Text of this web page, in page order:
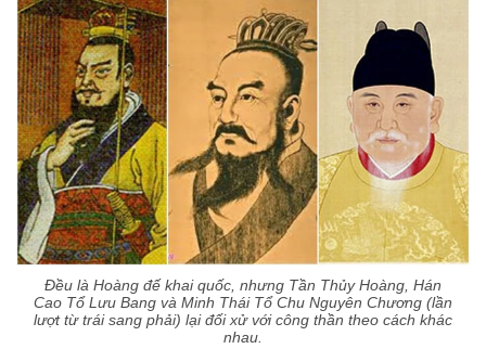
Đều là Hoàng đế khai quốc, nhưng Tần Thủy Hoàng, Hán
Cao Tổ Lưu Bang và Minh Thái Tổ Chu Nguyên Chương (lần
lượt từ trái sang phải) lại đối xử với công thần theo cách khác
nhau.